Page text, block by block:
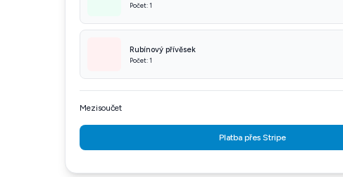
Počet: 1
Rubínový přívěsek
Počet: 1
Mezisoučet
Platba přes Stripe